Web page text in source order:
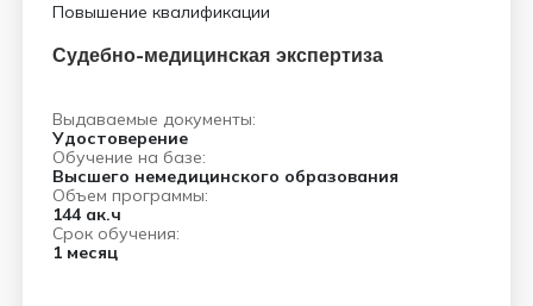
Повышение квалификации
Судебно-медицинская экспертиза
Выдаваемые документы:
Удостоверение
Обучение на базе:
Высшего немедицинского образования
Объем программы:
144 ак.ч
Срок обучения:
1 месяц